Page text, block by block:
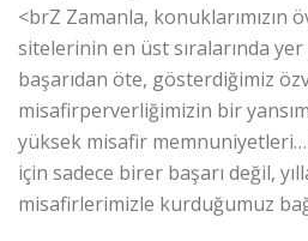
<brZ Zamanla, konuklarımızın
sitelerinin en üst sıralarında
başarıdan öte, gösterdiğimiz
misafirperverliğimizin bir
yüksek misafir
için sadece birer başarı değil,
misafirlerimizle kurduğumuz